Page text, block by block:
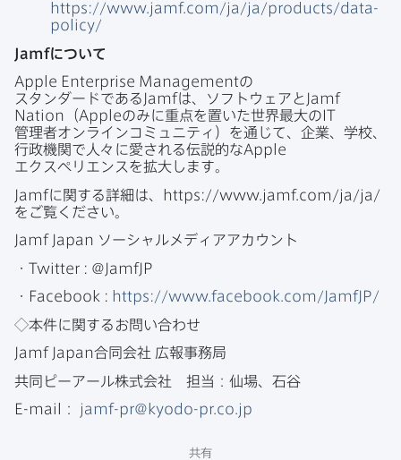
https://www. jamf. com /ja /ja /products/data-
policy/
Jamfに​ついて
Apple Enterprise Managementの​
スタンダードである Jamfは、​ソフトウェアと Jamf
Nation （Appleのみに​重点を​置いた​世界最大の IT
管理者オンラインコミュニティ）を​通じて、​企業、​学校、​
行政機関で​人々に​愛される​伝説的なApple
エクスペリエンスを​拡大します。
Jamfに​関する​詳細は、 https://www. jamf.com /ja /ja /
を​ご覧ください。
Jamf Japan ソーシャルメディアアカウント
・ Twitter : @JamfJP
・
Facebook : https://www.facebook com / JamfJP/
◇本件に​関する​お問い​合わせ
Jamf Japan合同会社 広報事務局
共同ピーアール株式会社
担当：仙場、石谷
E-mail
： jamf-pr@ kyodo-pr. co jp
共有